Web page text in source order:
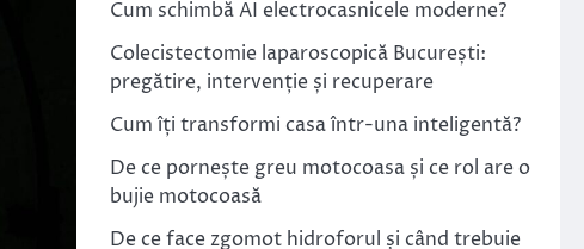
Cum schimbă AI electrocasnicele moderne?
Colecistectomie laparoscopică București:
pregătire, intervenție și recuperare
Cum îți transformi casa într-una inteligentă?
De ce pornește greu motocoasa și ce rol are o
bujie motocoasă
De ce face zgomot hidroforul și când trebuie